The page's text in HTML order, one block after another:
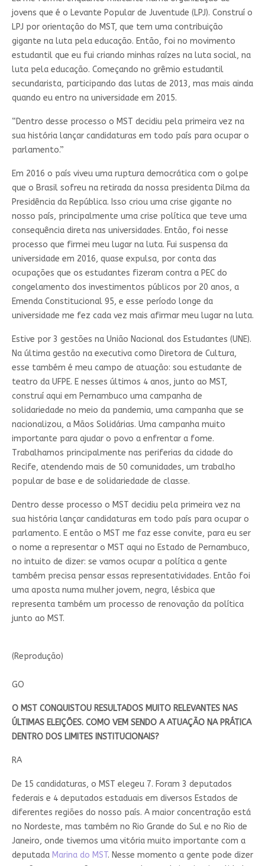
jovens que é o Levante Popular de Juventude (LPJ). Construí o
LPJ por orientação do MST, que tem uma contribuição
gigante na luta pela educação. Então, foi no movimento
estudantil que eu fui criando minhas raízes na luta social, na
luta pela educação. Começando no grêmio estudantil
secundarista, participando das lutas de 2013, mas mais ainda
quando eu entro na universidade em 2015.
“Dentro desse processo o MST decidiu pela primeira vez na
sua história lançar candidaturas em todo país para ocupar o
parlamento.”
Em 2016 o país viveu uma ruptura democrática com o golpe
que o Brasil sofreu na retirada da nossa presidenta Dilma da
Presidência da República. Isso criou uma crise gigante no
nosso país, principalmente uma crise política que teve uma
consequência direta nas universidades. Então, foi nesse
processo que firmei meu lugar na luta. Fui suspensa da
universidade em 2016, quase expulsa, por conta das
ocupações que os estudantes fizeram contra a PEC do
congelamento dos investimentos públicos por 20 anos, a
Emenda Constitucional 95, e esse período longe da
universidade me fez cada vez mais afirmar meu lugar na luta.
Estive por 3 gestões na União Nacional dos Estudantes (UNE).
Na última gestão na executiva como Diretora de Cultura,
esse também é meu campo de atuação: sou estudante de
teatro da UFPE. E nesses últimos 4 anos, junto ao MST,
construí aqui em Pernambuco uma campanha de
solidariedade no meio da pandemia, uma campanha que se
nacionalizou, a Mãos Solidárias. Uma campanha muito
importante para ajudar o povo a enfrentar a fome.
Trabalhamos principalmente nas periferias da cidade do
Recife, atendendo mais de 50 comunidades, um trabalho
popular de base e de solidariedade de classe.
Dentro desse processo o MST decidiu pela primeira vez na
sua história lançar candidaturas em todo país para ocupar o
parlamento. E então o MST me faz esse convite, para eu ser
o nome a representar o MST aqui no Estado de Pernambuco,
no intuito de dizer: se vamos ocupar a política a gente
também precisa pensar essas representatividades. Então foi
uma aposta numa mulher jovem, negra, lésbica que
representa também um processo de renovação da política
junto ao MST.
(Reprodução)
GO
O MST CONQUISTOU RESULTADOS MUITO RELEVANTES NAS
ÚLTIMAS ELEIÇÕES. COMO VEM SENDO A ATUAÇÃO NA PRÁTICA
DENTRO DOS LIMITES INSTITUCIONAIS?
RA
De 15 candidaturas, o MST elegeu 7. Foram 3 deputados
federais e 4 deputados estaduais em diversos Estados de
diferentes regiões do nosso país. A maior concentração está
no Nordeste, mas também no Rio Grande do Sul e no Rio de
Janeiro, onde tivemos uma vitória muito importante com a
deputada Marina do MST. Nesse momento a gente pode dizer